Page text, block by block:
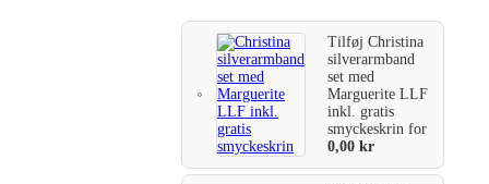
TilføjChristina
silverarmband
set med
Marguerite LLF
inkl. gratis
smyckeskrinfor
0,00kr